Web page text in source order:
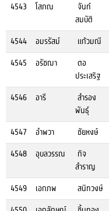
4543 โสภณ
จันท์
สมบัติ
4544 อมรรัสม์ แก้วมณี
4545
อรัชฌา
ตอ
ประเสริฐ
4546 อารี
สำรอง
พันธ์ุ
4547 อำพวา ชัยหงษ์
4548
อุบลวรรณ
กิจ
สำราญ
4549 เอกภพ สนิทวงษ์